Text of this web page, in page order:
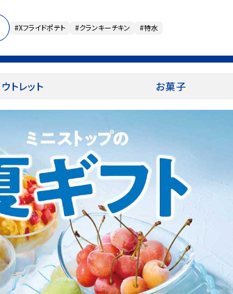
#Xフライドポテト #クランキーチキン #特水
トレット お菓子